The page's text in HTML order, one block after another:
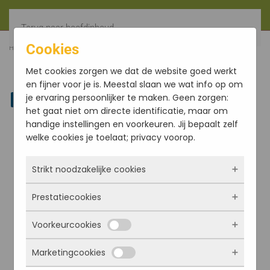
Terug naar hoofdinhoud
HOME ETHERISCHE OLIËN
Linkedin
Cookies
Met cookies zorgen we dat de website goed werkt
en fijner voor je is. Meestal slaan we wat info op om
je ervaring persoonlijker te maken. Geen zorgen:
het gaat niet om directe identificatie, maar om
handige instellingen en voorkeuren. Jij bepaalt zelf
welke cookies je toelaat; privacy voorop.
Strikt noodzakelijke cookies
Deze cookies zorgen ervoor dat de website
überhaupt werkt. Ze zijn dus altijd actief en
kunnen niet worden uitgezet. Meestal worden
ze alleen geplaatst als jij iets doet, zoals
inloggen, een formulier invullen of je
Prestatiecookies
Met deze cookies zien we hoe vaak onze site
bezocht wordt, waar bezoekers vandaan
komen en welke pagina’s populair zijn. Zo
Voorkeurcookies
Deze cookies onthouden jouw voorkeuren.
Marketingcookies